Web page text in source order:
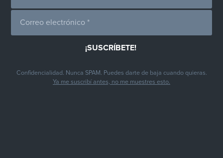
Confidencialidad. Nunca SPAM. Puedes darte de baja cuando quieras.
Ya me suscribí antes, no me muestres esto.